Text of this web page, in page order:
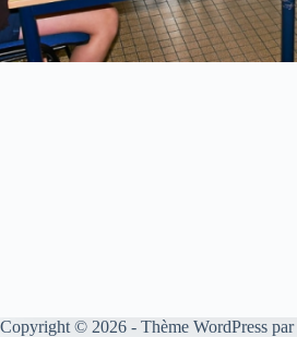
Copyright © 2026 - Thème WordPress par